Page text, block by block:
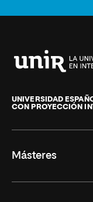
de
La
UNIVERSIDAD
CON PROYECCIÓN
Másteres